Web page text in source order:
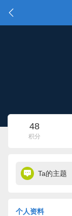
48
积分
Ta的主题
个人资料